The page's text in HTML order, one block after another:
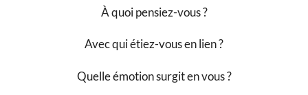
À quoi pensiez-vous ?
Avec qui étiez-vous en lien ?
Quelle émotion surgit en vous ?